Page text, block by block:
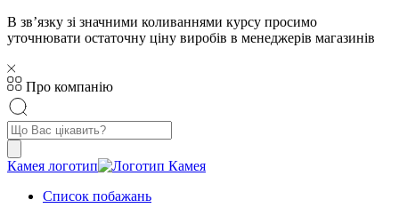
В звʼязку зі значними коливаннями курсу просимо
уточнювати остаточну ціну виробів в менеджерів магазинів
Про компанію
Пошук
товарів
Камея логотип
Список побажань